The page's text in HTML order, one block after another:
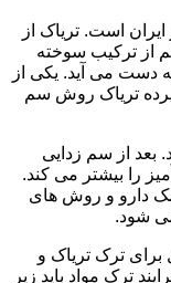
است. تریاک از
از ترکیب سوخته
دست می آید. یکی از
تریاک روش سم
طول می کشد. بعد از سم زدایی
را بیشتر می کند.
دارو و روش های
شود.
برای ترک تریاک و
ترک مواد باید زیر